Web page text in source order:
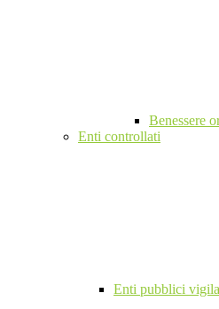
Benessere
Enti controllati
Enti pubblici